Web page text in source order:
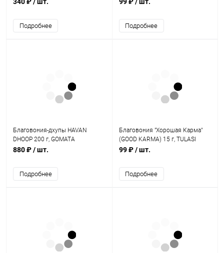
Подробнее Подробнее
Благовония-дхупы HAVAN
DHOOP 200 г, GOMATA
880 ₽/ шт.
Подробнее
Благовония "Хорошая Карма"
(GOOD KARMA) 15 г, TULASI
EXCLUSIVE MASALA
99 ₽/ шт.
Подробнее